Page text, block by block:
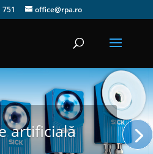
office@rpa.ro
artificială